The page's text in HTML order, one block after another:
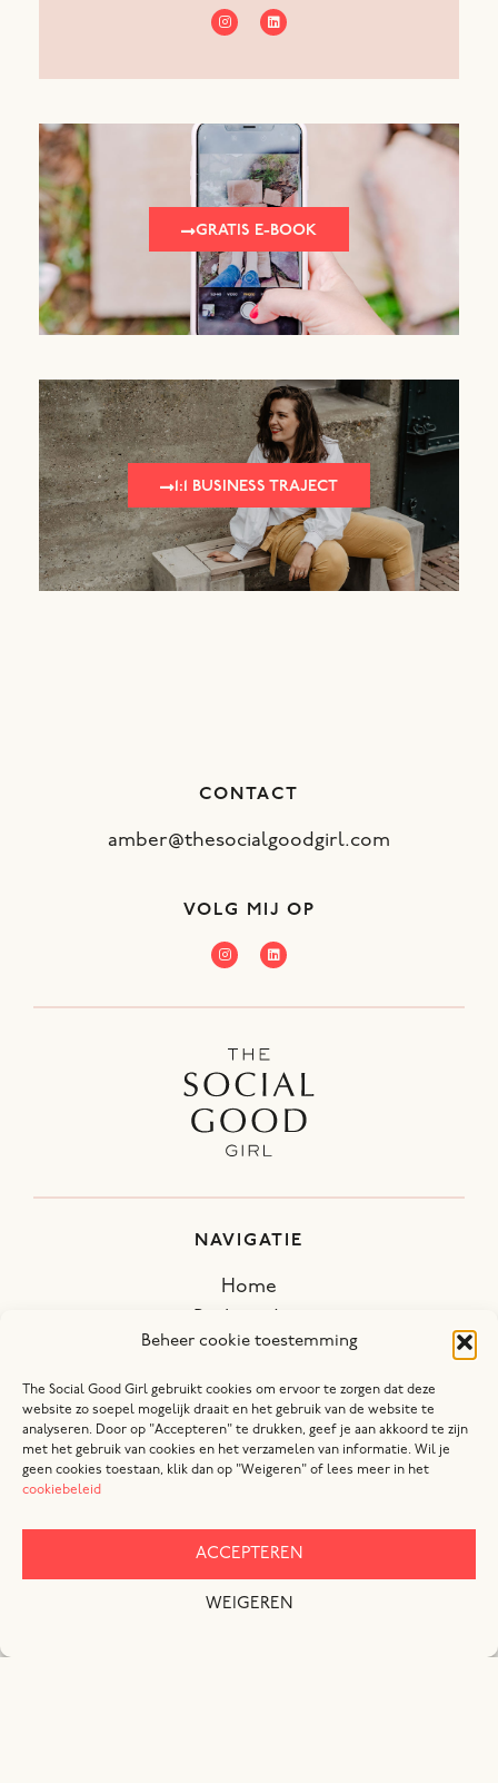
Beheer cookie toestemming
The Social Good Girl gebruikt cookies om ervoor te zorgen dat deze
website zo soepel mogelijk draait en het gebruik van de website te
analyseren. Door op "Accepteren" te drukken, geef je aan akkoord te zijn
met het gebruik van cookies en het verzamelen van informatie. Wil je
geen cookies toestaan, klik dan op "Weigeren" of lees meer in het
cookiebeleid
ACCEPTEREN
WEIGEREN
GRATIS E-BOOK
1:1 BUSINESS TRAJECT
CONTACT
amber@thesocialgoodgirl.com
VOLG MIJ OP
NAVIGATIE
Home
Workations
Contact